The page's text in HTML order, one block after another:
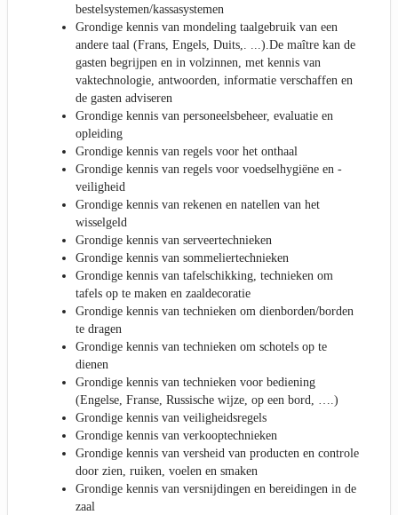
bestelsystemen/kassasystemen
Grondige kennis van mondeling taalgebruik van een
andere taal (Frans, Engels, Duits,. ...).De maître kan de
gasten begrijpen en in volzinnen, met kennis van
vaktechnologie, antwoorden, informatie verschaffen en
de gasten adviseren
Grondige kennis van personeelsbeheer, evaluatie en
opleiding
Grondige kennis van regels voor het onthaal
Grondige kennis van regels voor voedselhygiëne en -
veiligheid
Grondige kennis van rekenen en natellen van het
wisselgeld
Grondige kennis van serveertechnieken
Grondige kennis van sommeliertechnieken
Grondige kennis van tafelschikking, technieken om
tafels op te maken en zaaldecoratie
Grondige kennis van technieken om dienborden/borden
te dragen
Grondige kennis van technieken om schotels op te
dienen
Grondige kennis van technieken voor bediening
(Engelse, Franse, Russische wijze, op een bord, ….)
Grondige kennis van veiligheidsregels
Grondige kennis van verkooptechnieken
Grondige kennis van versheid van producten en controle
door zien, ruiken, voelen en smaken
Grondige kennis van versnijdingen en bereidingen in de
zaal